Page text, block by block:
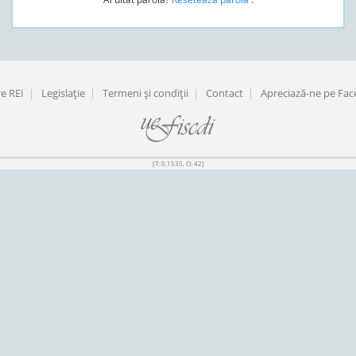
REI | Legislaţie | Termeni şi condiţii | Contact | Apreciază-ne pe
[T: 0.1535, O: 42]